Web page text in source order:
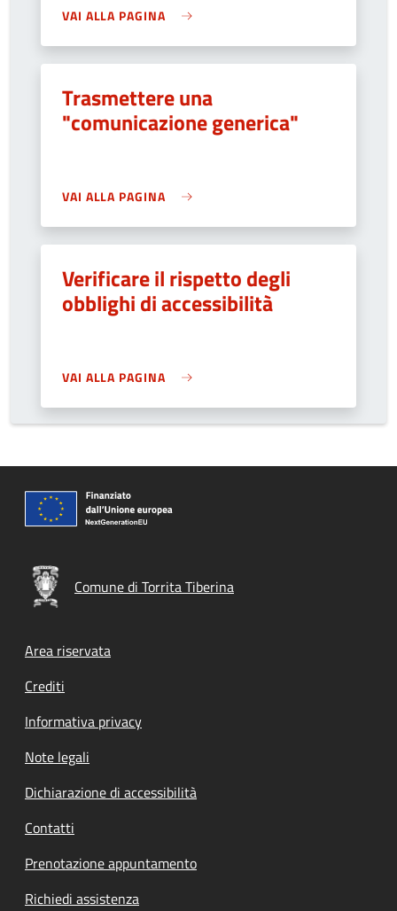
VAI ALLA PAGINA
Trasmettere una
"comunicazione generica"
VAI ALLA PAGINA
Verificare il rispetto degli
obblighi di accessibilità
VAI ALLA PAGINA
Comune di Torrita Tiberina
Footer menu
Area riservata
Crediti
Informativa privacy
Note legali
Dichiarazione di accessibilità
Contatti
Prenotazione appuntamento
Richiedi assistenza